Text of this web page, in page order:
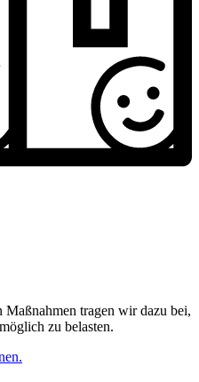
tragen wir dazu bei,
zu belasten.